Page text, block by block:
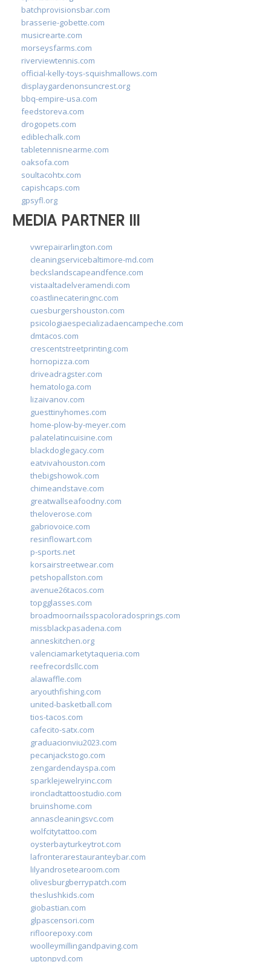
batchprovisionsbar.com
brasserie-gobette.com
musicrearte.com
morseysfarms.com
riverviewtennis.com
official-kelly-toys-squishmallows.com
displaygardenonsuncrest.org
bbq-empire-usa.com
feedstoreva.com
drogopets.com
ediblechalk.com
tabletennisnearme.com
oaksofa.com
soultacohtx.com
capishcaps.com
gpsyfl.org
MEDIA PARTNER III
vwrepairarlington.com
cleaningservicebaltimore-md.com
beckslandscapeandfence.com
vistaaltadelveramendi.com
coastlinecateringnc.com
cuesburgershouston.com
psicologiaespecializadaencampeche.com
dmtacos.com
crescentstreetprinting.com
hornopizza.com
driveadragster.com
hematologa.com
lizaivanov.com
guesttinyhomes.com
home-plow-by-meyer.com
palatelatincuisine.com
blackdoglegacy.com
eatvivahouston.com
thebigshowok.com
chimeandstave.com
greatwallseafoodny.com
theloverose.com
gabriovoice.com
resinflowart.com
p-sports.net
korsairstreetwear.com
petshopallston.com
avenue26tacos.com
topgglasses.com
broadmoornailsspacoloradosprings.com
missblackpasadena.com
anneskitchen.org
valenciamarketytaqueria.com
reefrecordsllc.com
alawaffle.com
aryouthfishing.com
united-basketball.com
tios-tacos.com
cafecito-satx.com
graduacionviu2023.com
pecanjackstogo.com
zengardendayspa.com
sparklejewelryinc.com
ironcladtattoostudio.com
bruinshome.com
annascleaningsvc.com
wolfcitytattoo.com
oysterbayturkeytrot.com
lafronterarestauranteybar.com
lilyandrosetearoom.com
olivesburgberrypatch.com
theslushkids.com
giobastian.com
glpascensori.com
rifloorepoxy.com
woolleymillingandpaving.com
uptonpvd.com